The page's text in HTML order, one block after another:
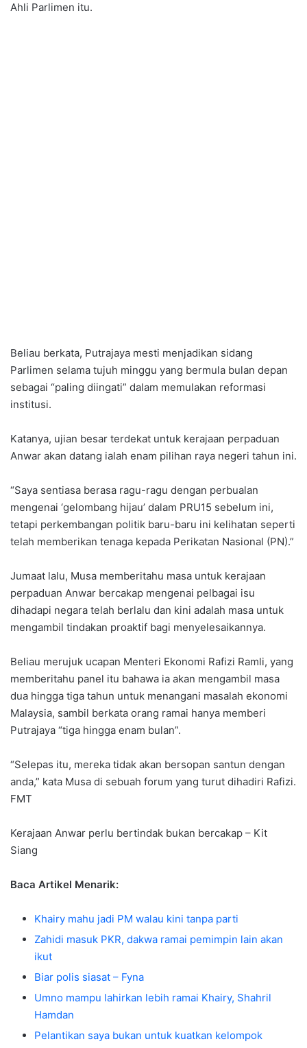
Ahli Parlimen itu.
Beliau berkata, Putrajaya mesti menjadikan sidang
Parlimen selama tujuh minggu yang bermula bulan depan
sebagai “paling diingati” dalam memulakan reformasi
institusi.
Katanya, ujian besar terdekat untuk kerajaan perpaduan
Anwar akan datang ialah enam pilihan raya negeri tahun ini.
“Saya sentiasa berasa ragu-ragu dengan perbualan
mengenai ‘gelombang hijau’ dalam PRU15 sebelum ini,
tetapi perkembangan politik baru-baru ini kelihatan seperti
telah memberikan tenaga kepada Perikatan Nasional (PN).”
Jumaat lalu, Musa memberitahu masa untuk kerajaan
perpaduan Anwar bercakap mengenai pelbagai isu
dihadapi negara telah berlalu dan kini adalah masa untuk
mengambil tindakan proaktif bagi menyelesaikannya.
Beliau merujuk ucapan Menteri Ekonomi Rafizi Ramli, yang
memberitahu panel itu bahawa ia akan mengambil masa
dua hingga tiga tahun untuk menangani masalah ekonomi
Malaysia, sambil berkata orang ramai hanya memberi
Putrajaya “tiga hingga enam bulan”.
“Selepas itu, mereka tidak akan bersopan santun dengan
anda,” kata Musa di sebuah forum yang turut dihadiri Rafizi.
FMT
Kerajaan Anwar perlu bertindak bukan bercakap – Kit
Siang
Baca Artikel Menarik:
Khairy mahu jadi PM walau kini tanpa parti
Zahidi masuk PKR, dakwa ramai pemimpin lain akan
ikut
Biar polis siasat – Fyna
Umno mampu lahirkan lebih ramai Khairy, Shahril
Hamdan
Pelantikan saya bukan untuk kuatkan kelompok